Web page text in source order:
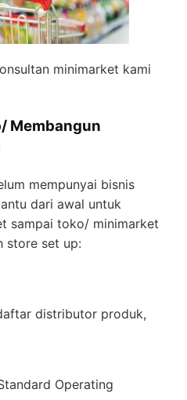
minimarket kami
Membangun
mempunyai bisnis
dari awal untuk
sampai toko/ minimarket
store set up:
distributor produk,
Operating